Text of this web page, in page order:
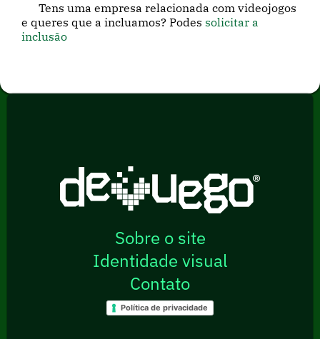
Tens uma empresa relacionada com videojogos
e queres que a incluamos? Podes solicitar a
inclusão
Sobre o site
Identidade visual
Contato
Política de privacidade